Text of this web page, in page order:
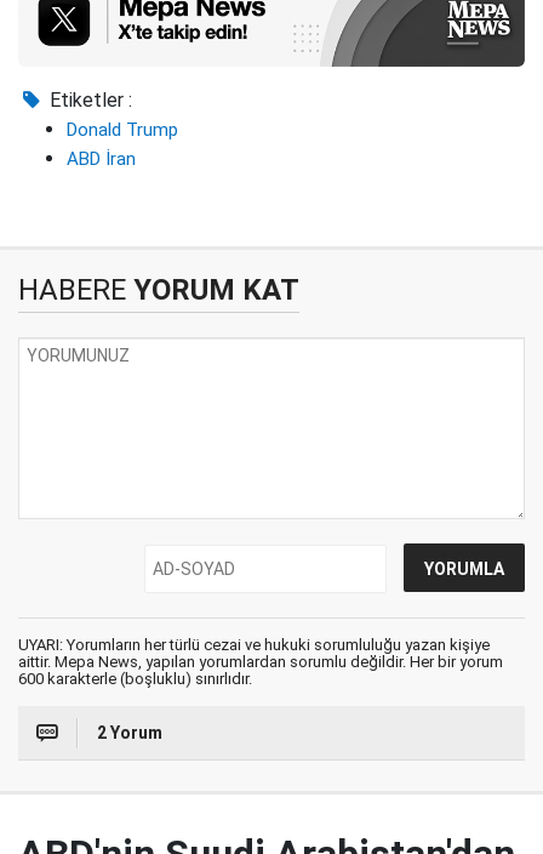
Etiketler :
Donald Trump
ABD İran
HABERE YORUM KAT
UYARI: Yorumların her türlü cezai ve hukuki sorumluluğu yazan kişiye
aittir. Mepa News, yapılan yorumlardan sorumlu değildir. Her bir yorum
600 karakterle (boşluklu) sınırlıdır.
2 Yorum